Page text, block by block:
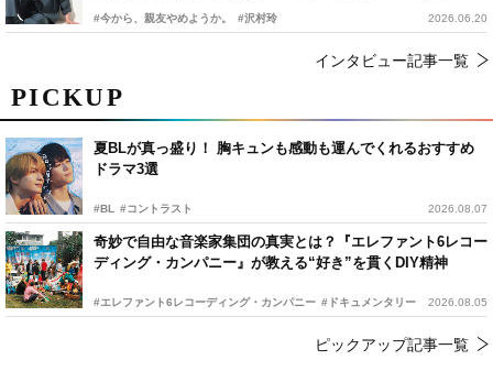
PICKUP
夏BLが真っ盛り！ 胸キュンも感動も運んでくれるおすすめ
ドラマ3選
#BL #コントラスト 2026.08.07
奇妙で自由な音楽家集団の真実とは？『エレファント6レコー
ディング・カンパニー』が教える“好き”を貫くDIY精神
#エレファント6レコーディング・カンパニー #ドキュメンタリー 2026.08.05
ピックアップ記事一覧
#今から、親友やめようか。 #沢村玲 2026.06.20
インタビュー記事一覧